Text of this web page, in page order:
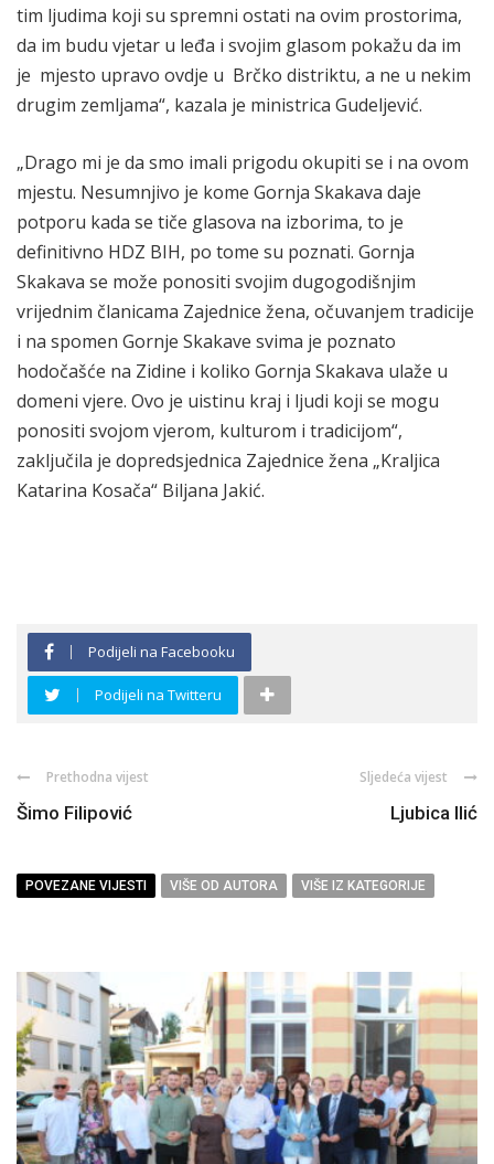
tim ljudima koji su spremni ostati na ovim prostorima,
da im budu vjetar u leđa i svojim glasom pokažu da im
je mjesto upravo ovdje u Brčko distriktu, a ne u nekim
drugim zemljama“, kazala je ministrica Gudeljević.
„Drago mi je da smo imali prigodu okupiti se i na ovom
mjestu. Nesumnjivo je kome Gornja Skakava daje
potporu kada se tiče glasova na izborima, to je
definitivno HDZ BIH, po tome su poznati. Gornja
Skakava se može ponositi svojim dugogodišnjim
vrijednim članicama Zajednice žena, očuvanjem tradicije
i na spomen Gornje Skakave svima je poznato
hodočašće na Zidine i koliko Gornja Skakava ulaže u
domeni vjere. Ovo je uistinu kraj i ljudi koji se mogu
ponositi svojom vjerom, kulturom i tradicijom“,
zaključila je dopredsjednica Zajednice žena „Kraljica
Katarina Kosača“ Biljana Jakić.
Podijeli na Facebooku
Podijeli na Twitteru
Prethodna vijest
Šimo Filipović
Sljedeća vijest
Ljubica Ilić
POVEZANE VIJESTI VIŠE OD AUTORA VIŠE IZ KATEGORIJE